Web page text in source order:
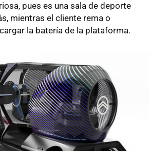
pues es una sala de deporte
mientras el cliente rema o
la batería de la plataforma.